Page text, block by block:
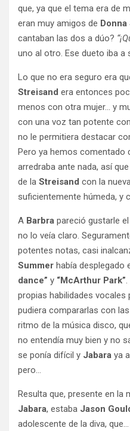
que, ya que el tema era de
eran muy amigos de
cantaban las dos a dúo?
uno al otro. Ese dueto iba a
Lo que no era seguro era
Streisand era entonces
menos con otra mujer… y
con una voz tan potente
no le permitiera destacar
Pero ya hemos comentado
arredraba ante nada, así
de la Streisand con la
suficientemente húmeda, y
A Barbra pareció gustarle
no lo veía claro.
potentes notas, casi
Summer había desplegado
dance” y “McArthur Park”.
propias habilidades vocales
pudiera compararlas con
ritmo de la música disco,
no entendía muy bien y no
se ponía difícil y Jabara ya
pero…
Resulta que, presente en la
Jabara, estaba Jason
adolescente de la diva,